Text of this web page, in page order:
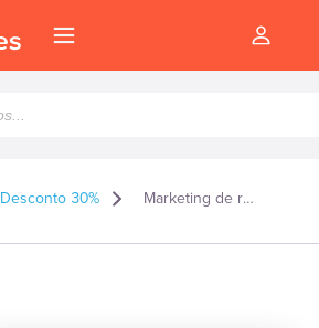
Desconto 30% Marketing de relacionamento como construir e manter relacionamentos lucrativos?